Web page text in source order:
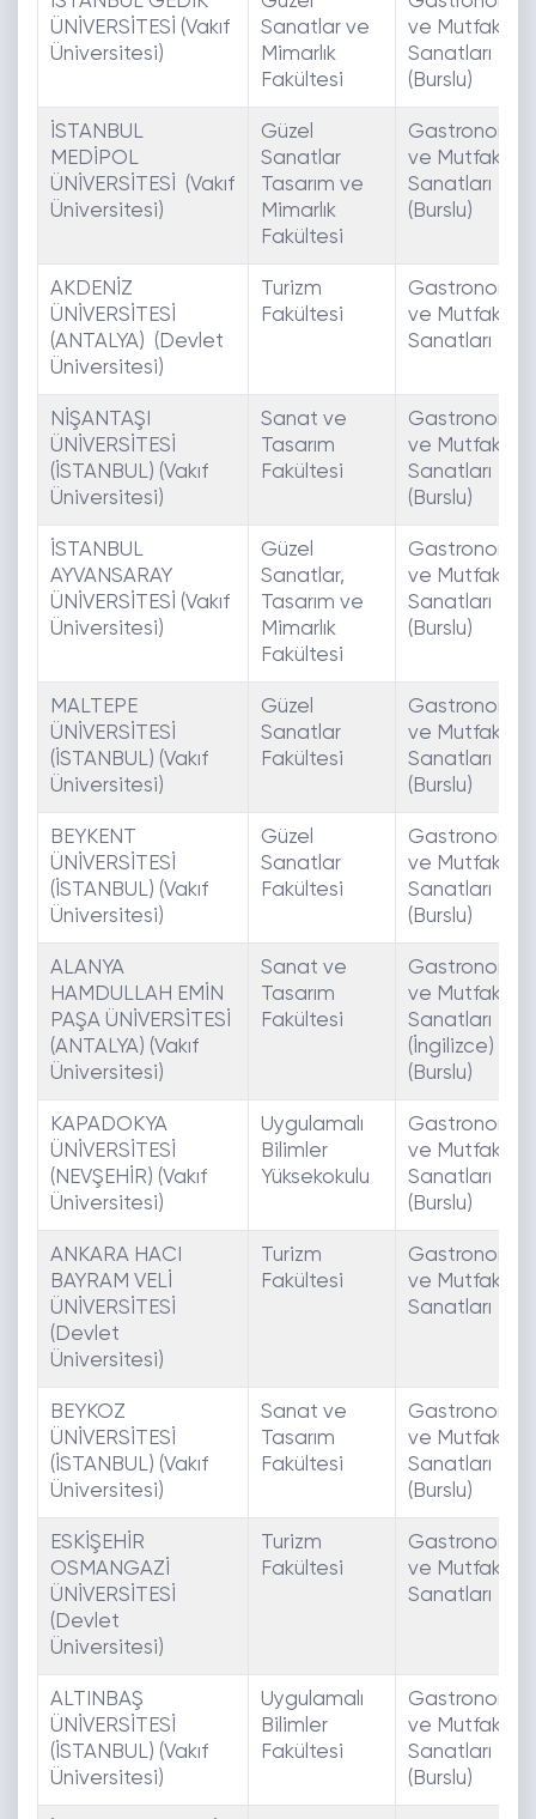
ÜNİVERSİTESİ (Vakıf
Üniversitesi)
Sanatlar ve
Mimarlık
Fakültesi
ve Mutfak
Sanatları
(Burslu)
İSTANBUL
MEDİPOL
ÜNİVERSİTESİ (Vakıf
Üniversitesi)
Güzel
Sanatlar
Tasarım ve
Mimarlık
Fakültesi
Gastronomi
ve Mutfak
Sanatları
(Burslu)
AKDENİZ
ÜNİVERSİTESİ
(ANTALYA) (Devlet
Üniversitesi)
Turizm
Fakültesi
Gastronomi
ve Mutfak
Sanatları
NİŞANTAŞI
ÜNİVERSİTESİ
(İSTANBUL) (Vakıf
Üniversitesi)
Sanat ve
Tasarım
Fakültesi
Gastronomi
ve Mutfak
Sanatları
(Burslu)
İSTANBUL
AYVANSARAY
ÜNİVERSİTESİ (Vakıf
Üniversitesi)
Güzel
Sanatlar,
Tasarım ve
Mimarlık
Fakültesi
Gastronomi
ve Mutfak
Sanatları
(Burslu)
MALTEPE
ÜNİVERSİTESİ
(İSTANBUL) (Vakıf
Üniversitesi)
Güzel
Sanatlar
Fakültesi
Gastronomi
ve Mutfak
Sanatları
(Burslu)
BEYKENT
ÜNİVERSİTESİ
(İSTANBUL) (Vakıf
Üniversitesi)
Güzel
Sanatlar
Fakültesi
Gastronomi
ve Mutfak
Sanatları
(Burslu)
ALANYA
HAMDULLAH EMİN
PAŞA ÜNİVERSİTESİ
(ANTALYA) (Vakıf
Üniversitesi)
Sanat ve
Tasarım
Fakültesi
Gastronomi
ve Mutfak
Sanatları
(İngilizce)
(Burslu)
KAPADOKYA
ÜNİVERSİTESİ
(NEVŞEHİR) (Vakıf
Üniversitesi)
Uygulamalı
Bilimler
Yüksekokulu
Gastronomi
ve Mutfak
Sanatları
(Burslu)
ANKARA HACI
BAYRAM VELİ
ÜNİVERSİTESİ
(Devlet
Üniversitesi)
Turizm
Fakültesi
Gastronomi
ve Mutfak
Sanatları
BEYKOZ
ÜNİVERSİTESİ
(İSTANBUL) (Vakıf
Üniversitesi)
Sanat ve
Tasarım
Fakültesi
Gastronomi
ve Mutfak
Sanatları
(Burslu)
ESKİŞEHİR
OSMANGAZİ
ÜNİVERSİTESİ
(Devlet
Üniversitesi)
Turizm
Fakültesi
Gastronomi
ve Mutfak
Sanatları
ALTINBAŞ
ÜNİVERSİTESİ
(İSTANBUL) (Vakıf
Üniversitesi)
Uygulamalı
Bilimler
Fakültesi
Gastronomi
ve Mutfak
Sanatları
(Burslu)